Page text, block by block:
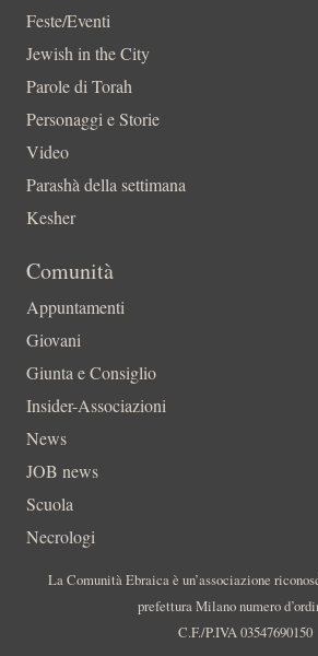
Feste/Eventi
Jewish in the City
Parole di Torah
Personaggi e Storie
Video
Parashà della settimana
Kesher
Comunità
Appuntamenti
Giovani
Giunta e Consiglio
Insider-Associazioni
News
JOB news
Scuola
Necrologi
La Comunità Ebraica è un’associazione
prefettura Milano numero
C.F./P.IVA 03547690150